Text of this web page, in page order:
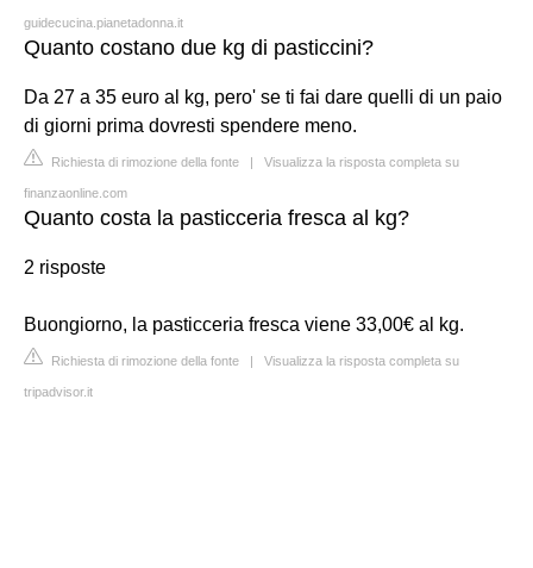
guidecucina.pianetadonna.it
Quanto costano due kg di pasticcini?
Da 27 a 35 euro al kg, pero' se ti fai dare quelli di un paio
di giorni prima dovresti spendere meno.
Richiesta di rimozione della fonte | Visualizza la risposta completa su
finanzaonline.com
Quanto costa la pasticceria fresca al kg?
2 risposte
Buongiorno, la pasticceria fresca viene 33,00€ al kg.
Richiesta di rimozione della fonte | Visualizza la risposta completa su
tripadvisor.it